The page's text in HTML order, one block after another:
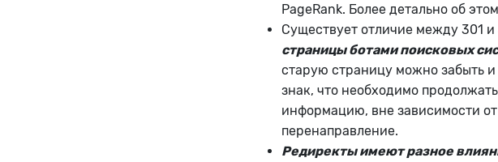
PageRank. Более детально об
Существует отличие между 301
страницы ботами поисковых
старую страницу можно забыть
знак, что необходимо
информацию, вне зависимости от
перенаправление.
Редиректы имеют разное